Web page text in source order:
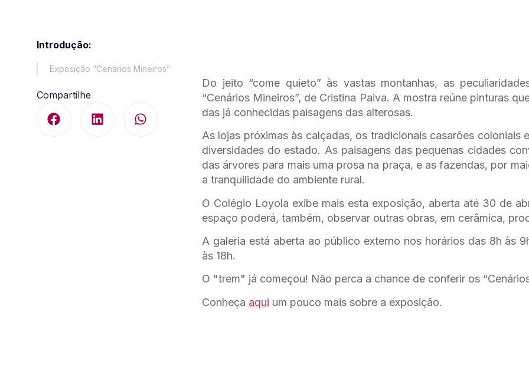
Introdução:
Exposição “Cenários Mineiros”
Compartilhe
Do jeito “come quieto” às vastas montanhas, as
“Cenários Mineiros”, de Cristina Paiva. A mostra reúne pinturas
das já conhecidas paisagens das alterosas.
As lojas próximas às calçadas, os tradicionais casarões coloniais
diversidades do estado. As paisagens das pequenas cidades
das árvores para mais uma prosa na praça, e as fazendas, por
a tranquilidade do ambiente rural.
O Colégio Loyola exibe mais esta exposição, aberta até 30 de
espaço poderá, também, observar outras obras, em cerâmica,
A galeria está aberta ao público externo nos horários das 8h às
às 18h.
O "trem" já começou! Não perca a chance de conferir os
Conheça aqui um pouco mais sobre a exposição.